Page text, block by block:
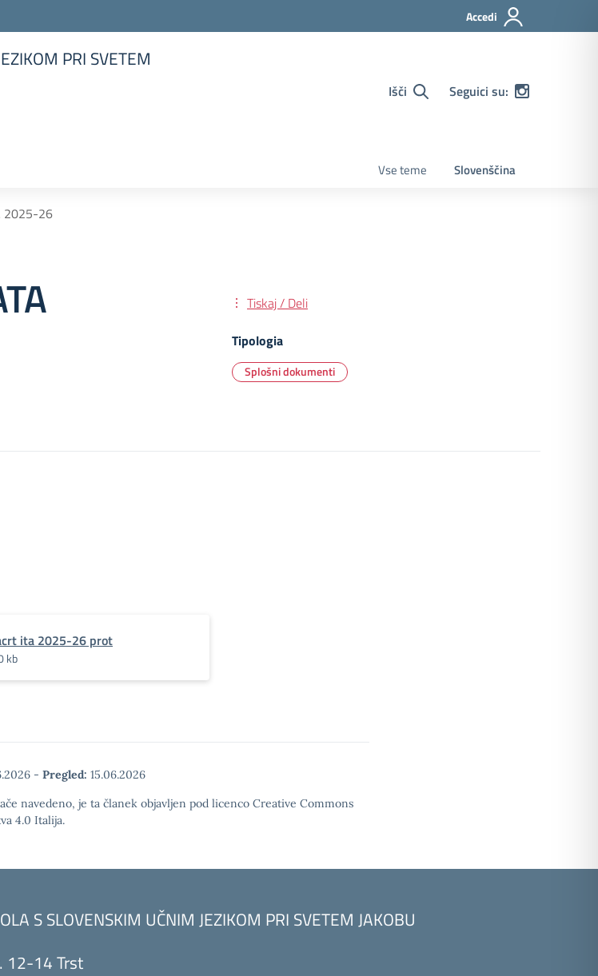
Accedi
PRI SVETEM
Išči Seguici su:
Vse teme Slovenščina
2025-26
Tiskaj / Deli
Tipologia
Splošni dokumenti
ita 2025-26 prot
kb
- Pregled: 15.06.2026
navedeno, je ta članek objavljen pod licenco Creative Commons
4.0 Italija.
S SLOVENSKIM UČNIM JEZIKOM PRI SVETEM JAKOBU
12-14 Trst